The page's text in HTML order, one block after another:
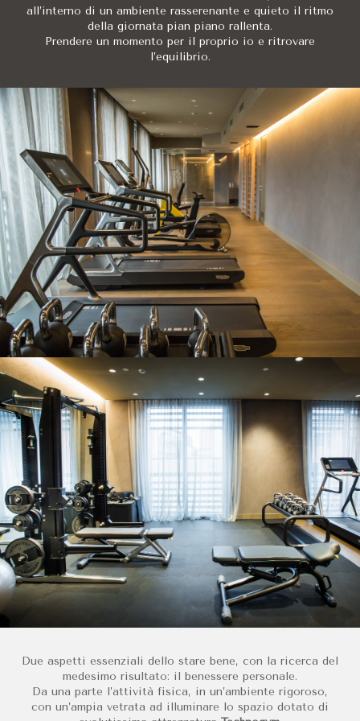
Hotel VIU Milan è ideale per viaggiatori d'affariche
Perché l'Hotel
L'Hotel VIU Milan è il punto di riferimento per il business a
Quali servizi
L'Hotel VIU Milan mette a disposizione dei viaggiatori d'affari
Quali tipologie di
L'Hotel VIU Milan dispone di 124 sistemazioni eleganti, che
Quanto dista
L'Hotel VIU Milan si trova in una posizione eccellente a soli
L'Hotel VIU Milan
Sì, l'Hotel VIU Milan dispone del Bulk Mixology Food Bar e
È disponibile il
Sì, l'Hotel VIU Milan mette a disposizione degli ospiti un
Quali sono i
I professionisti che prenotano direttamente sul sito dell'Hotel
all’interno di un ambiente rasserenante e quieto il ritmo
della giornata pian piano rallenta.
Prendere un momento per il proprio io e ritrovare
l’equilibrio.
Due aspetti essenziali dello stare bene, con la ricerca del
medesimo risultato: il benessere personale.
Da una parte l’attività fisica, in un’ambiente rigoroso,
con un’ampia vetrata ad illuminare lo spazio dotato di